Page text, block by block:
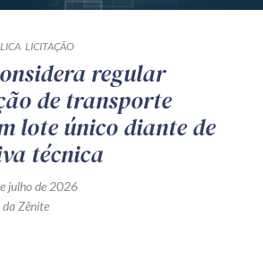
LICITAÇÃO
regular
de transporte
lote único diante de
técnica
julho de 2026
da Zênite